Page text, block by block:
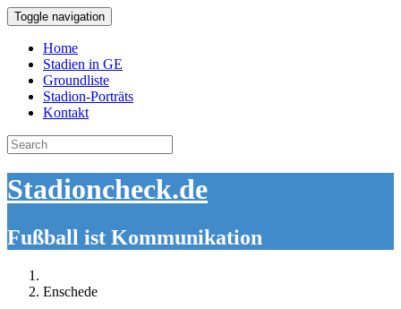
Toggle navigation
Home
Stadien in GE
Groundliste
Stadion-Porträts
Kontakt
Search
for:
Stadioncheck.de
Fußball ist Kommunikation
Enschede